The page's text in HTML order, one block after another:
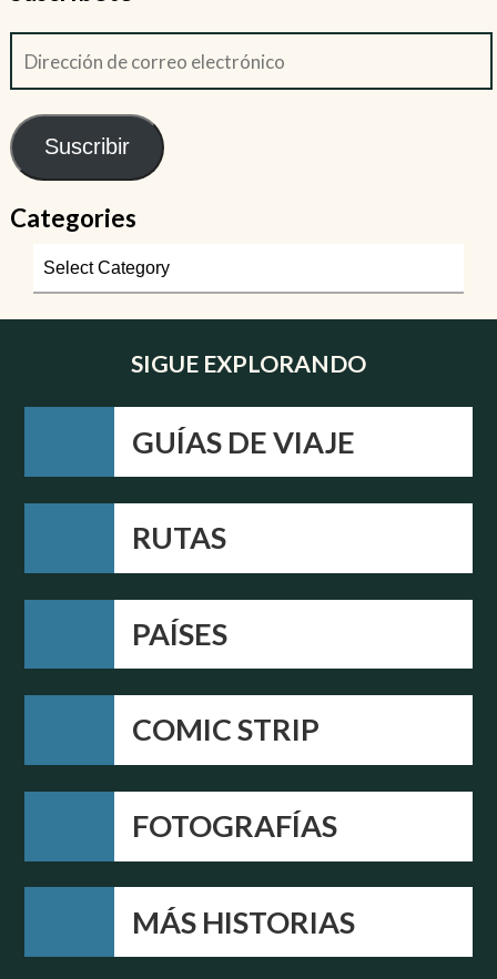
Suscribir
Categories
SIGUE EXPLORANDO
GUÍAS DE VIAJE
RUTAS
PAÍSES
COMIC STRIP
FOTOGRAFÍAS
MÁS HISTORIAS